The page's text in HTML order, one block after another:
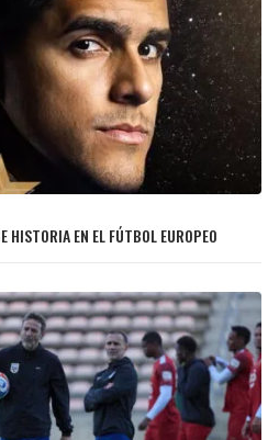
HISTORIA EN EL FÚTBOL EUROPEO